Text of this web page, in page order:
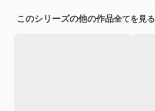
このシリーズの他の作品全てを見る